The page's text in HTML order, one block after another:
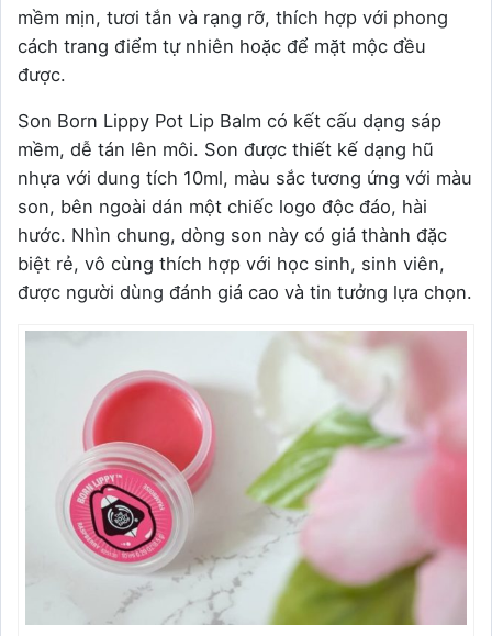
mềm mịn, tươi tắn và rạng rỡ, thích hợp với phong
cách trang điểm tự nhiên hoặc để mặt mộc đều
được.
Son Born Lippy Pot Lip Balm có kết cấu dạng sáp
mềm, dễ tán lên môi. Son được thiết kế dạng hũ
nhựa với dung tích 10ml, màu sắc tương ứng với màu
son, bên ngoài dán một chiếc logo độc đáo, hài
hước. Nhìn chung, dòng son này có giá thành đặc
biệt rẻ, vô cùng thích hợp với học sinh, sinh viên,
được người dùng đánh giá cao và tin tưởng lựa chọn.